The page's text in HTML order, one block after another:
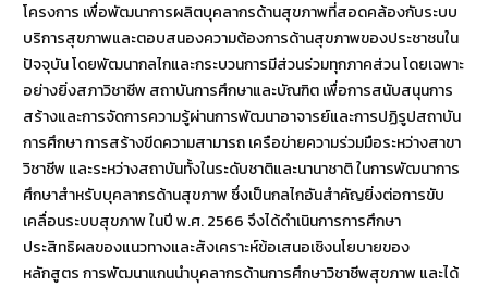
โครงการ เพื่อพัฒนาการผลิตบุคลากรด้านสุขภาพที่สอดคล้องกับระบบ
บริการสุขภาพและตอบสนองความต้องการด้านสุขภาพของประชาชนใน
ปัจจุบัน โดยพัฒนากลไกและกระบวนการมีส่วนร่วมทุกภาคส่วน โดยเฉพาะ
อย่างยิ่งสภาวิชาชีพ สถาบันการศึกษาและบัณฑิต เพื่อการสนับสนุนการ
สร้างและการจัดการความรู้ผ่านการพัฒนาอาจารย์และการปฏิรูปสถาบัน
การศึกษา การสร้างขีดความสามารถ เครือข่ายความร่วมมือระหว่างสาขา
วิชาชีพ และระหว่างสถาบันทั้งในระดับชาติและนานาชาติ ในการพัฒนาการ
ศึกษาสำหรับบุคลากรด้านสุขภาพ ซึ่งเป็นกลไกอันสำคัญยิ่งต่อการขับ
เคลื่อนระบบสุขภาพ ในปี พ.ศ. 2566 จึงได้ดำเนินการการศึกษา
ประสิทธิผลของแนวทางและสังเคราะห์ข้อเสนอเชิงนโยบายของ
หลักสูตร การพัฒนาแกนนำบุคลากรด้านการศึกษาวิชาชีพสุขภาพ และได้